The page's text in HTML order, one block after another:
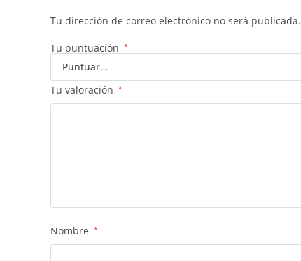
Tu dirección de correo electrónico no será publicada.
Tu puntuación *
Tu valoración *
Nombre *